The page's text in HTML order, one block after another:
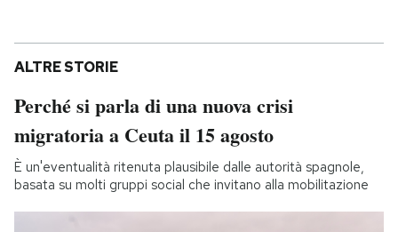
ALTRE STORIE
Perché si parla di una nuova crisi
migratoria a Ceuta il 15 agosto
È un'eventualità ritenuta plausibile dalle autorità spagnole,
basata su molti gruppi social che invitano alla mobilitazione